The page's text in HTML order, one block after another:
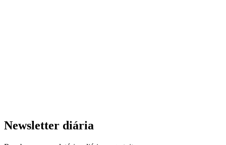
Newsletter diária